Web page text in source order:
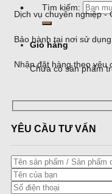
Tìm kiếm:
Giỏ hàng
Chưa có sản phẩm
Dịch vụ chuyên nghiệp -
Bảo hành tại nơi sử dụng
Nhận đặt hàng theo yêu
YÊU CẦU TƯ VẤN